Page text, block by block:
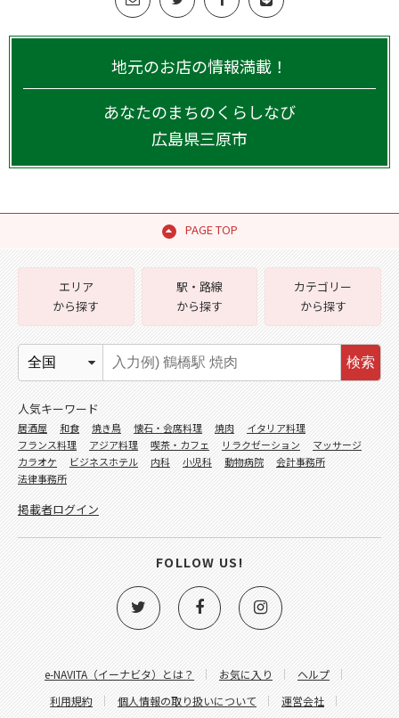
地元のお店の情報満載！
あなたのまちのくらしなび
広島県三原市
PAGE TOP
e-NAVITA（イーナビタ）とは？ お気に入り
ヘルプ
利用規約
個人情報の取り扱いについて 運営会社
エリア
から探す
駅・路線
から探す
カテゴリー
から探す
検索
人気キーワード
居酒屋 和食 焼き鳥 懐石・会席料理 焼肉
イタリア料理
フランス料理
アジア料理 喫茶・カフェ リラクゼーション
マッサージ
カラオケ
ビジネスホテル 内科 小児科 動物病院
会計事務所
法律事務所
掲載者ログイン
FOLLOW US!